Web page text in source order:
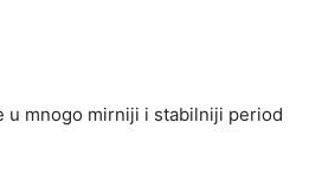
u mnogo mirniji i stabilniji period